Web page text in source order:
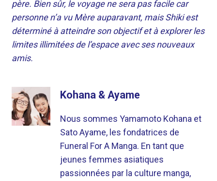
père. Bien sûr, le voyage ne sera pas facile car
personne n’a vu Mère auparavant, mais Shiki est
déterminé à atteindre son objectif et à explorer les
limites illimitées de l’espace avec ses nouveaux
amis.
Kohana & Ayame
Nous sommes Yamamoto Kohana et
Sato Ayame, les fondatrices de
Funeral For A Manga. En tant que
jeunes femmes asiatiques
passionnées par la culture manga,